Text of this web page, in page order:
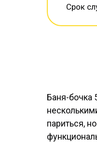
Срок
Баня-бочка
париться,